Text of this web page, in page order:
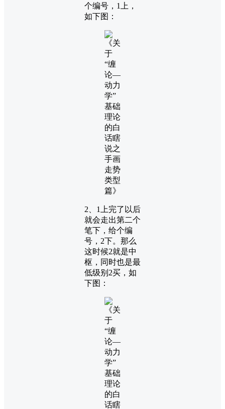
个编号，1上，
如下图：
2、1上完了以后
就会走出第二个
笔下，给个编
号，2下。那么
这时候2就是中
枢，同时也是最
低级别2买，如
下图：